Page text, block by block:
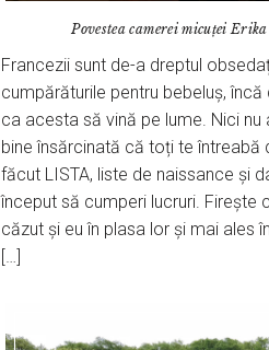
Povestea camerei micuţei Erika
Francezii sunt de-a dreptul
cumpărăturile pentru bebeluș, încă
ca acesta să vină pe lume. Nici nu
bine însărcinată că toți te întreabă
făcut LISTA, liste de naissance și
început să cumperi lucruri. Firește
căzut și eu în plasa lor și mai ales
[…]